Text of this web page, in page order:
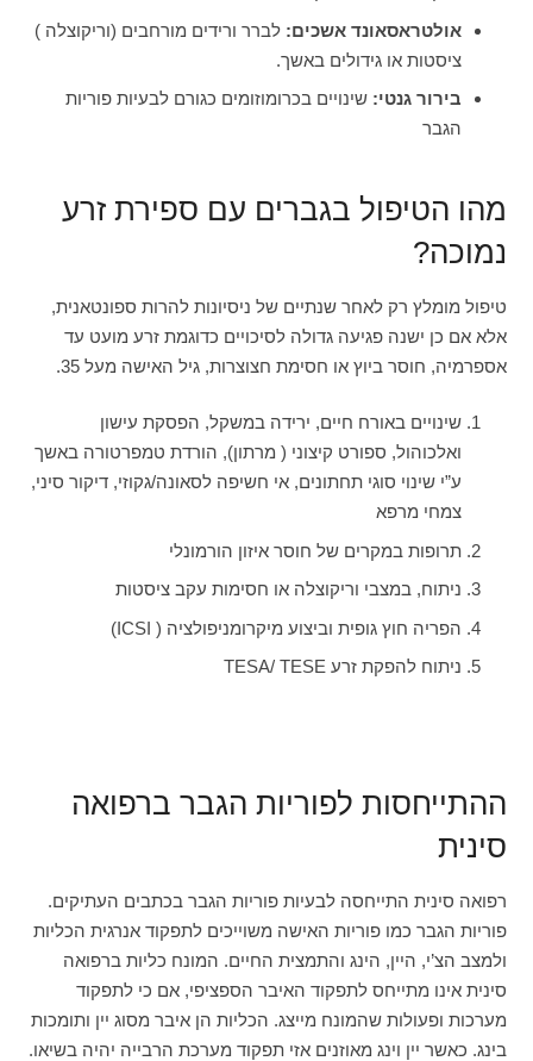
אולטראסאונד אשכים: לברר ורידים מורחבים (וריקוצלה )
ציסטות או גידולים באשך.
בירור גנטי: שינויים בכרומוזומים כגורם לבעיות פוריות
הגבר
מהו הטיפול בגברים עם ספירת זרע
נמוכה?
טיפול מומלץ רק לאחר שנתיים של ניסיונות להרות ספונטאנית,
אלא אם כן ישנה פגיעה גדולה לסיכויים כדוגמת זרע מועט עד
אספרמיה, חוסר ביוץ או חסימת חצוצרות, גיל האישה מעל 35.
שינויים באורח חיים, ירידה במשקל, הפסקת עישון
ואלכוהול, ספורט קיצוני ( מרתון), הורדת טמפרטורה באשך
ע”י שינוי סוגי תחתונים, אי חשיפה לסאונה/גקוזי, דיקור סיני,
צמחי מרפא
תרופות במקרים של חוסר איזון הורמונלי
ניתוח, במצבי וריקוצלה או חסימות עקב ציסטות
הפריה חוץ גופית וביצוע מיקרומניפולציה ( ICSI)
ניתוח להפקת זרע TESA/ TESE
ההתייחסות לפוריות הגבר ברפואה
סינית
רפואה סינית התייחסה לבעיות פוריות הגבר בכתבים העתיקים.
פוריות הגבר כמו פוריות האישה משוייכים לתפקוד אנרגית הכליות
ולמצב הצ’י, היין, הינג והתמצית החיים. המונח כליות ברפואה
סינית אינו מתייחס לתפקוד האיבר הספציפי, אם כי לתפקוד
מערכות ופעולות שהמונח מייצג. הכליות הן איבר מסוג יין ותומכות
בינג. כאשר יין וינג מאוזנים אזי תפקוד מערכת הרבייה יהיה בשיאו.